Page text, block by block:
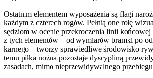
Ostatnim elementem wyposażenia są flagi
każdym z czterech rogów. Pełnią one rolę
sędziom w ocenie przekroczenia linii
z tych elementów – od wymiarów bramki po
karnego – tworzy sprawiedliwe środowisko
temu piłka nożna pozostaje dyscypliną
zasadach, mimo nieprzewidywalnego